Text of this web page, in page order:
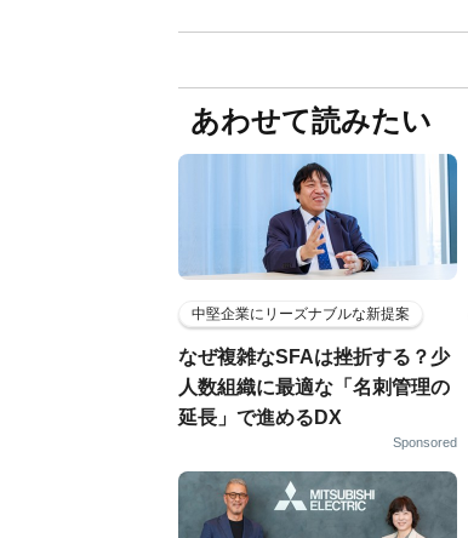
あわせて読みたい
中堅企業にリーズナブルな新提案
なぜ複雑なSFAは挫折する？少
人数組織に最適な「名刺管理の
延長」で進めるDX
Sponsored